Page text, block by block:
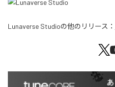
Lunaverse Studioの他のリリース：